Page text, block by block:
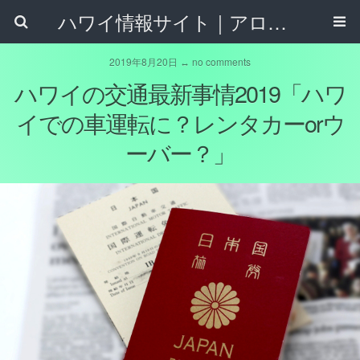
ハワイ情報サイト｜アロハタウンネット
2019年8月20日 ↔ no comments
ハワイの交通最新事情2019「ハワ
イでの車運転に？レンタカーorウ
ーバー？」